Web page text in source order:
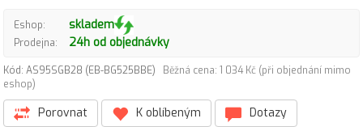
Eshop: skladem
Prodejna: 24h od objednávky
Kód: AS95SGB28 (EB-BG525BBE)
Běžná cena: 1 034 Kč (při objednání mimo
eshop)
Porovnat K oblíbeným
Dotazy